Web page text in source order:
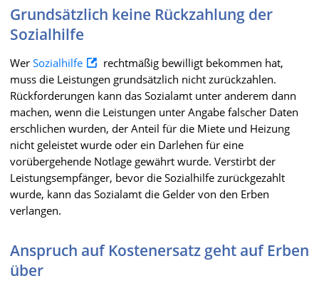
Grundsätzlich keine Rückzahlung der
Sozialhilfe
Wer Sozialhilfe
rechtmäßig bewilligt bekommen hat,
muss die Leistungen grundsätzlich nicht zurückzahlen.
Rückforderungen kann das Sozialamt unter anderem dann
machen, wenn die Leistungen unter Angabe falscher Daten
erschlichen wurden, der Anteil für die Miete und Heizung
nicht geleistet wurde oder ein Darlehen für eine
vorübergehende Notlage gewährt wurde. Verstirbt der
Leistungsempfänger, bevor die Sozialhilfe zurückgezahlt
wurde, kann das Sozialamt die Gelder von den Erben
verlangen.
Anspruch auf Kostenersatz geht auf Erben
über